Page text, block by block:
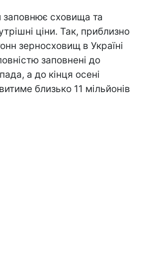
сховища та
ціни. Так, приблизно
зерносховищ в Україні
заповнені до
а до кінця осені
близько 11 мільйонів